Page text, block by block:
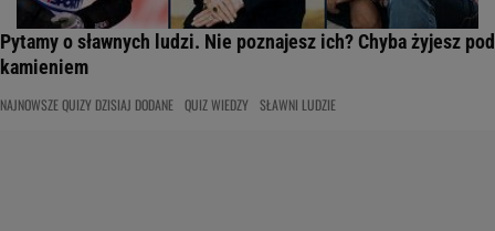
Pytamy o sławnych ludzi. Nie poznajesz ich? Chyba żyjesz pod
kamieniem
NAJNOWSZE QUIZY DZISIAJ DODANE QUIZ WIEDZY SŁAWNI LUDZIE